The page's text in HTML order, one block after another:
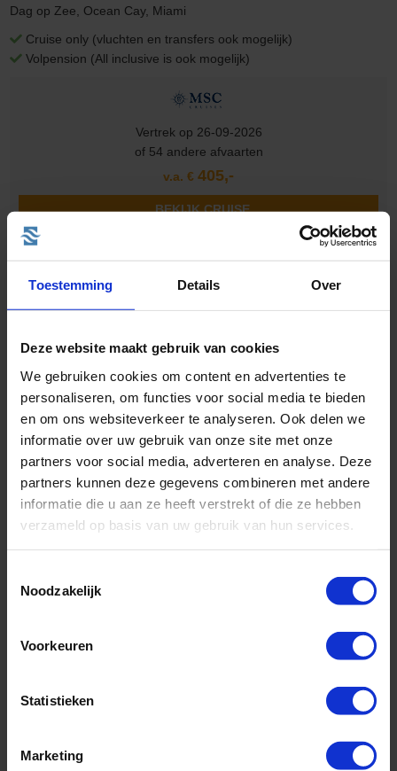
Toestemming Details Over
Deze website maakt gebruik van cookies
We gebruiken cookies om content en advertenties te
personaliseren, om functies voor social media te bieden
en om ons websiteverkeer te analyseren. Ook delen we
informatie over uw gebruik van onze site met onze
partners voor social media, adverteren en analyse. Deze
partners kunnen deze gegevens combineren met andere
informatie die u aan ze heeft verstrekt of die ze hebben
verzameld op basis van uw gebruik van hun services.
Noodzakelijk
Voorkeuren
Statistieken
Marketing
Dag op Zee, Ocean Cay, Miami
Cruise only (vluchten en transfers ook mogelijk)
Volpension (All inclusive is ook mogelijk)
Vertrek op 26-09-2026
of 54 andere afvaarten
v.a. € 405,-
BEKIJK CRUISE
13 daagse Caribbean & Midden-Amerika Cruise met de
Princess Cruises
Schip:Caribbean Princess
Port Canaveral, Dag op Zee, Dag op Zee, Dag op Zee,
Cruise only (vluchten en transfers ook mogelijk)
Nu tijdelijk: Tot $600 boordtegoed cadeau